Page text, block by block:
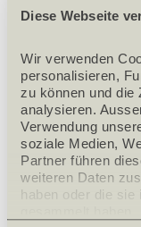
Diese Webseite
Wir verwenden
personalisieren,
zu können und die
analysieren.
Verwendung
soziale Medien,
Partner führen
weiteren Daten
haben oder die sie